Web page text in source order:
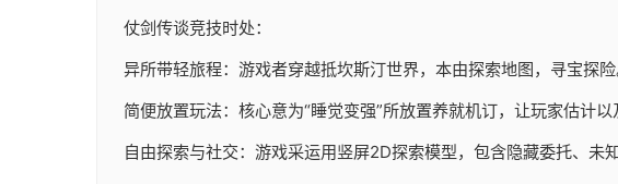
仗剑传谈竞技时处：
异所带轻旅程：游戏者穿越抵坎斯汀世界，本由探索地图，寻宝探险
简便放置玩法：核心意为“睡觉变强”所放置养就机订，让玩家估计以
自由探索与社交：游戏采运用竖屏2D探索模型，包含隐藏委托、未